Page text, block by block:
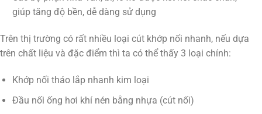
giúp tăng độ bền, dễ dàng sử dụng
Trên thị trường có rất nhiều loại cút khớp nối nhanh, nếu dựa
trên chất liệu và đặc điểm thì ta có thể thấy 3 loại chính:
Khớp nối tháo lắp nhanh kim loại
Đầu nối ống hơi khí nén bằng nhựa (cút nối)